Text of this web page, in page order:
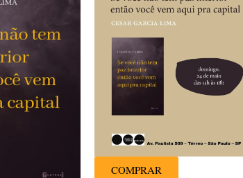
COMPRAR